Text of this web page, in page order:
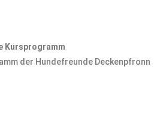
Kursprogramm
der Hundefreunde Deckenpfronn